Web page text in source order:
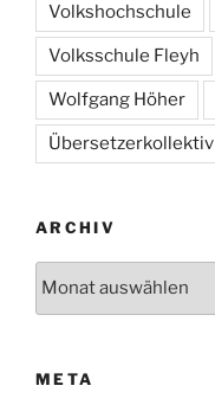
Volkshochschule
Volksschule Fleyh
Wolfgang Höher
Übersetzerkollektiv
ARCHIV
META